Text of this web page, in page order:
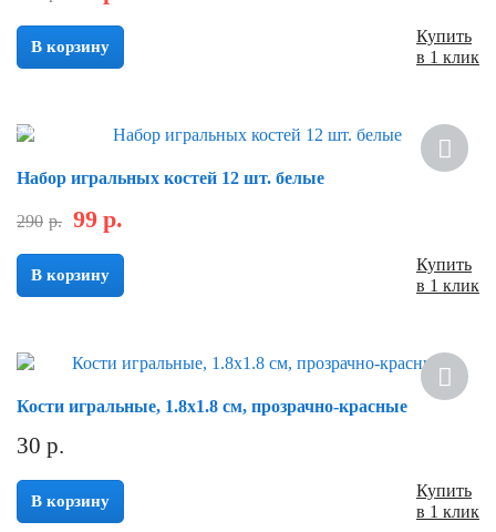
В корзину
Купить
в 1 клик
Скидка
Набор игральных костей 12 шт. белые
290 р. 99 р.
В корзину
Купить
в 1 клик
Кости игральные, 1.8х1.8 см, прозрачно-красные
30 р.
В корзину
Купить
в 1 клик